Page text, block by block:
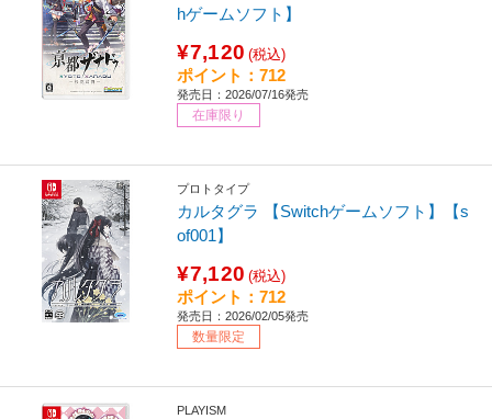
hゲームソフト】
¥7,120 (税込)
ポイント：712
発売日：2026/07/16発売
在庫限り
プロトタイプ
カルタグラ 【Switchゲームソフト】【s
of001】
¥7,120 (税込)
ポイント：712
発売日：2026/02/05発売
数量限定
PLAYISM